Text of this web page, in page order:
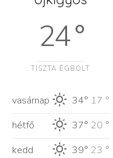
24 °
TISZTA ÉGBOLT
vasárnap 34° 17 °
hétfő
37° 20 °
kedd
39° 23 °